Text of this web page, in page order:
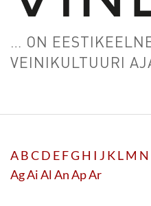
… ON
VEINIKULTUURI
ABCD EFGH I J KLM N
AgAiAlAnApAr